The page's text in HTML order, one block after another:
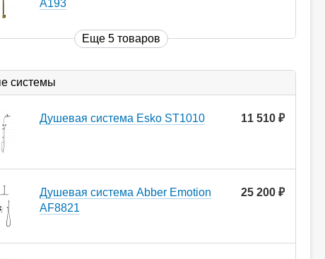
A193
Еще 5 товаров
системы
Душевая система Esko ST1010 11 510
Душевая система Abber Emotion
AF8821
25 200